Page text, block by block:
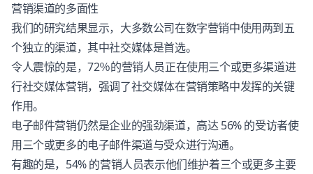
营销渠道的多面性
我们的研究结果显示，大多数公司在数字营销中使用两到五
个独立的渠道，其中社交媒体是首选。
令人震惊的是，72％的营销人员正在使用三个或更多渠道进
行社交媒体营销，强调了社交媒体在营销策略中发挥的关键
作用。
电子邮件营销仍然是企业的强劲渠道，高达 56% 的受访者使
用三个或更多的电子邮件渠道与受众进行沟通。
有趣的是，54% 的营销人员表示他们维护着三个或更多主要